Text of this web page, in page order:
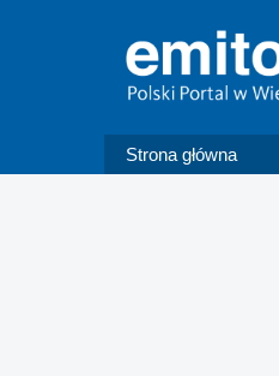
Strona główna